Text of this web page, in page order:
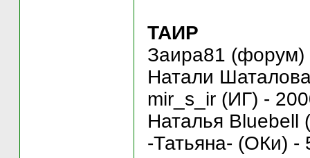
ТАИР
Заира81 (форум)
Натали
mir_s_ir (ИГ) -
Наталья Bluebell
-Татьяна- (ОКи) -